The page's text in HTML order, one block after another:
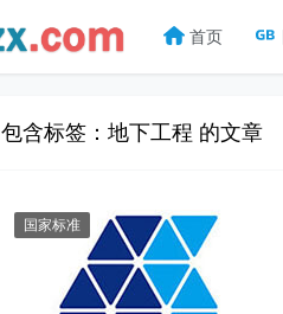
首页
包含标签：地下工程 的文章
国家标准